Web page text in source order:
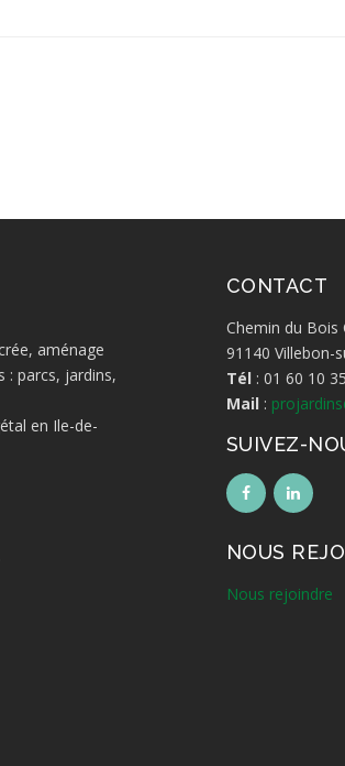
aménage
: parcs, jardins,
en Ile-de-
CONTACT
Chemin du Bois
91140 Villebon-
Tél : 01 60 10
Mail :
SUIVEZ-
NOUS
Nous rejoindre